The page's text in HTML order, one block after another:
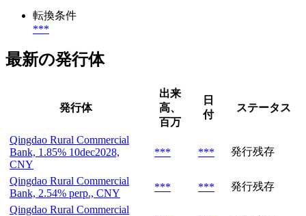
転換条件
***
最新の発行体
発行体
出来
高、
百万
日
付
ステータス
Qingdao Rural Commercial
Bank, 1.85% 10dec2028,
CNY
*** *** 発行残存
Qingdao Rural Commercial
Bank, 2.54% perp., CNY
*** ***
発行残存
Qingdao Rural Commercial